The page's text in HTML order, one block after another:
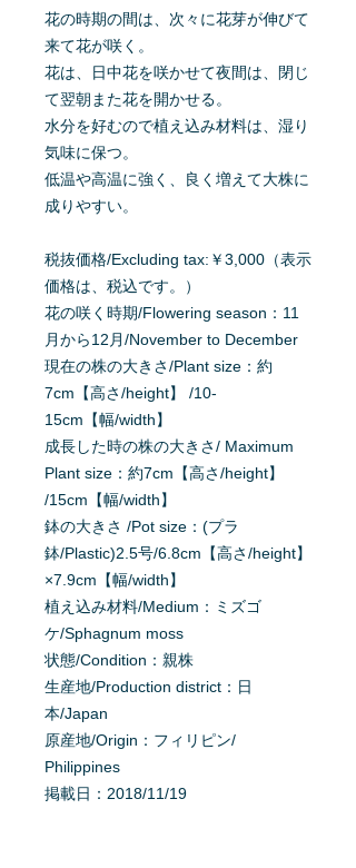
花の時期の間は、次々に花芽が伸びて
来て花が咲く。
花は、日中花を咲かせて夜間は、閉じ
て翌朝また花を開かせる。
水分を好むので植え込み材料は、湿り
気味に保つ。
低温や高温に強く、良く増えて大株に
成りやすい。
税抜価格/Excluding tax:￥3,000（表示
価格は、税込です。）
花の咲く時期/Flowering season：11
月から12月/November to December
現在の株の大きさ/Plant size：約
7cm【高さ/height】 /10-
15cm【幅/width】
成長した時の株の大きさ/ Maximum
Plant size：約7cm【高さ/height】
/15cm【幅/width】
鉢の大きさ /Pot size：(プラ
鉢/Plastic)2.5号/6.8cm【高さ/height】
×7.9cm【幅/width】
植え込み材料/Medium：ミズゴ
ケ/Sphagnum moss
状態/Condition：親株
生産地/Production district：日
本/Japan
原産地/Origin：フィリピン/
Philippines
掲載日：2018/11/19